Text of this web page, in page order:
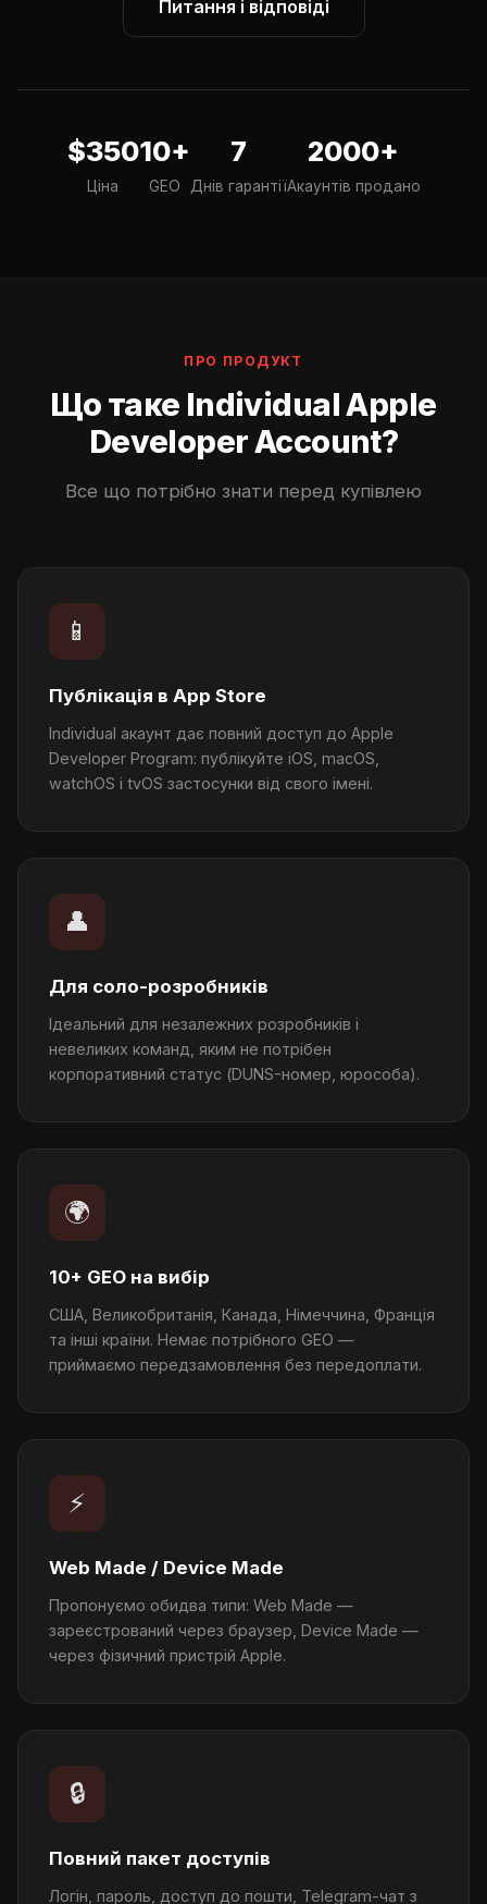
Питання і відповіді
$350
Ціна
10+
GEO
7
Днів гарантії
2000+
Акаунтів продано
ПРО ПРОДУКТ
Що таке Individual Apple
Developer Account?
Все що потрібно знати перед купівлею
📱
Публікація в App Store
Individual акаунт дає повний доступ до Apple
Developer Program: публікуйте iOS, macOS,
watchOS і tvOS застосунки від свого імені.
👤
Для соло-розробників
Ідеальний для незалежних розробників і
невеликих команд, яким не потрібен
корпоративний статус (DUNS-номер, юрособа).
🌍
10+ GEO на вибір
США, Великобританія, Канада, Німеччина, Франція
та інші країни. Немає потрібного GEO —
приймаємо передзамовлення без передоплати.
⚡
Web Made / Device Made
Пропонуємо обидва типи: Web Made —
зареєстрований через браузер, Device Made —
через фізичний пристрій Apple.
🔒
Повний пакет доступів
Логін, пароль, доступ до пошти, Telegram-чат з